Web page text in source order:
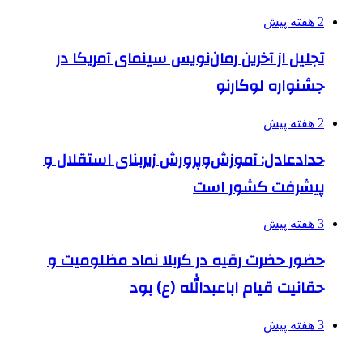
2 هفته پیش
تجلیل از آخرین رمان‌نویس سینمای آمریکا در
جشنواره لوکارنو
2 هفته پیش
حدادعادل: آموزش‌وپرورش زیربنای استقلال و
پیشرفت کشور است
3 هفته پیش
حضور حضرت رقیه در کربلا نماد مظلومیت و
حقانیت قیام اباعبدالله (ع) بود
3 هفته پیش